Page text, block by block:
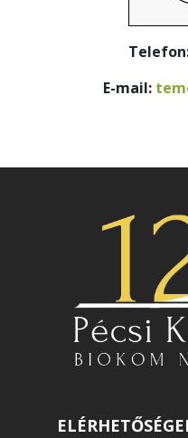
Telefon:
E-mail: